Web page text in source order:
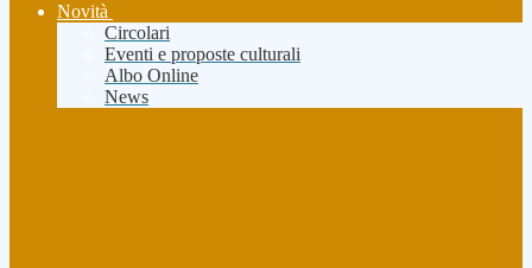
Novità
Circolari
Eventi e proposte culturali
Albo Online
News